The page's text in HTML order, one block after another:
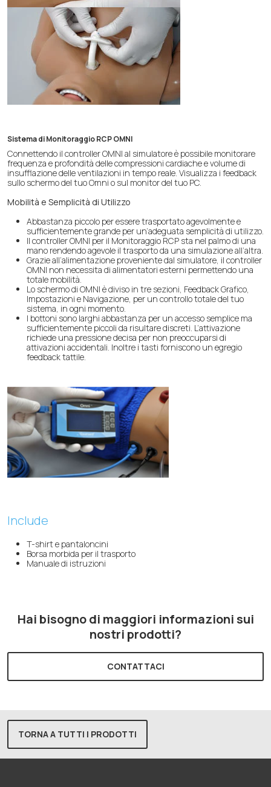
Sistema di Monitoraggio RCP OMNI
Connettendo il controller OMNI al simulatore è possibile monitorare
frequenza e profondità delle compressioni cardiache e volume di
insufflazione delle ventilazioni in tempo reale. Visualizza i feedback
sullo schermo del tuo Omni o sul monitor del tuo PC.
Mobilità e Semplicità di Utilizzo
Abbastanza piccolo per essere trasportato agevolmente e
sufficientemente grande per un’adeguata semplicità di utilizzo.
Il controller OMNI per il Monitoraggio RCP sta nel palmo di una
mano rendendo agevole il trasporto da una simulazione all’altra.
Grazie all’alimentazione proveniente dal simulatore, il controller
OMNI non necessita di alimentatori esterni permettendo una
totale mobilità.
Lo schermo di OMNI è diviso in tre sezioni, Feedback Grafico,
Impostazioni e Navigazione, per un controllo totale del tuo
sistema, in ogni momento.
I bottoni sono larghi abbastanza per un accesso semplice ma
sufficientemente piccoli da risultare discreti. L’attivazione
richiede una pressione decisa per non preoccuparsi di
attivazioni accidentali. Inoltre i tasti forniscono un egregio
feedback tattile.
Include
T-shirt e pantaloncini
Borsa morbida per il trasporto
Manuale di istruzioni
Hai bisogno di maggiori informazioni sui
nostri prodotti?
CONTATTACI
TORNA A TUTTI I PRODOTTI